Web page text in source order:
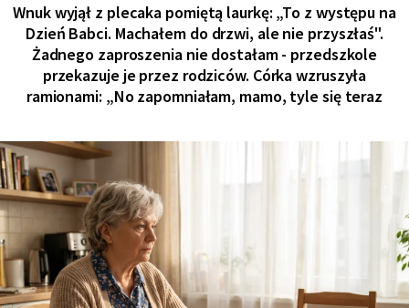
Wnuk wyjął z plecaka pomiętą laurkę: „To z występu na
Dzień Babci. Machałem do drzwi, ale nie przyszłaś".
Żadnego zaproszenia nie dostałam - przedszkole
przekazuje je przez rodziców. Córka wzruszyła
ramionami: „No zapomniałam, mamo, tyle się teraz